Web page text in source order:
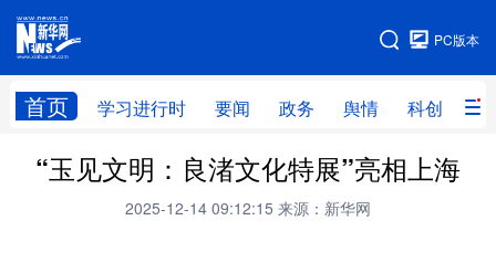
PC版本
首页 学习进行时 要闻 政务 舆情 科创 产
网站地图
首页 学习进行时 要闻 政务
科创 产经
“玉见文明：良渚文化特展”亮相上海
2025-12-14 09:12:15 来源：新华网